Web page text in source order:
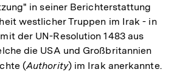
in seiner Berichterstattung
westlicher Truppen im Irak - in
der UN-Resolution 1483 aus
die USA und Großbritannien
(Authority) im Irak anerkannte.